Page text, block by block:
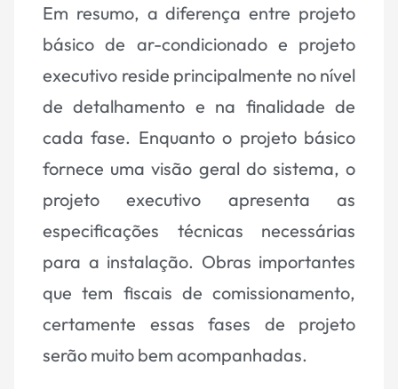
Em resumo, a diferença entre projeto
básico de ar-condicionado e projeto
executivo reside principalmente no nível
de detalhamento e na finalidade de
cada fase. Enquanto o projeto básico
fornece uma visão geral do sistema, o
projeto executivo apresenta as
especificações técnicas necessárias
para a instalação. Obras importantes
que tem fiscais de comissionamento,
certamente essas fases de projeto
serão muito bem acompanhadas.